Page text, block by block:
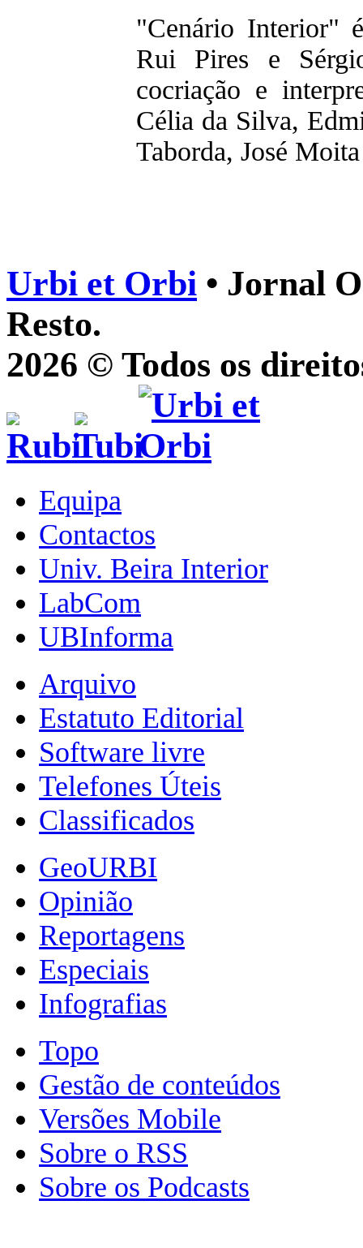
"Cenário Interior"
Rui Pires e
cocriação e
Célia da Silva,
Taborda, José
Urbi et Orbi • Jornal
Resto.
2026 © Todos os
Equipa
Contactos
Univ. Beira Interior
LabCom
UBInforma
Arquivo
Estatuto Editorial
Software livre
Telefones Úteis
Classificados
GeoURBI
Opinião
Reportagens
Especiais
Infografias
Topo
Gestão de conteúdos
Versões Mobile
Sobre o RSS
Sobre os Podcasts